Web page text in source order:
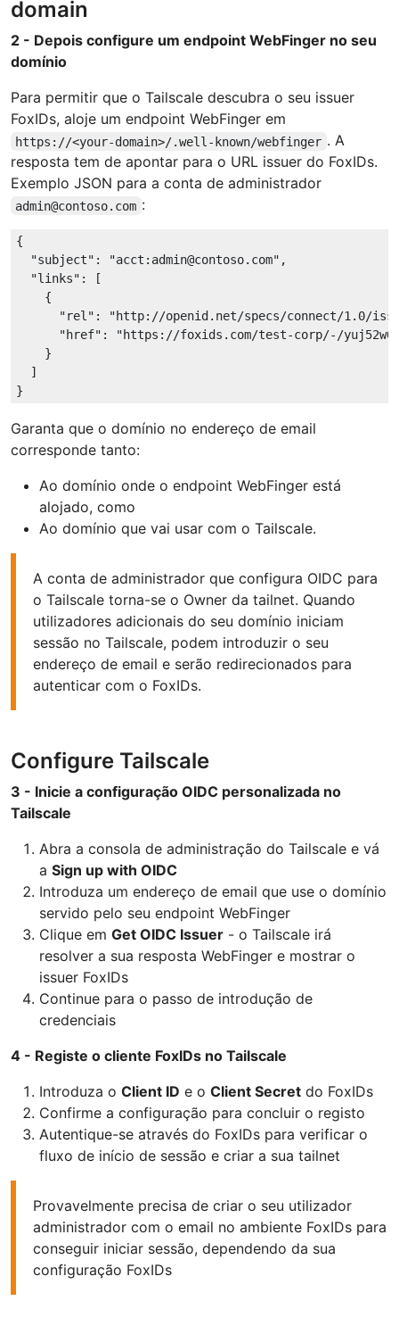
domain
2 - Depois configure um endpoint WebFinger no seu
domínio
Para permitir que o Tailscale descubra o seu issuer
FoxIDs, aloje um endpoint WebFinger em
https://<your-domain>/.well-known/webfinger . A
resposta tem de apontar para o URL issuer do FoxIDs.
Exemplo JSON para a conta de administrador
admin@contoso.com :
{
"subject" : "acct:admin@contoso.com" ,
"links" : [
    {
"rel" :
"http://openid.net/specs/connect/1.0/
"href" :
"https://foxids.com/test-corp/-/
    }
  ]
Garanta que o domínio no endereço de email
corresponde tanto:
Ao domínio onde o endpoint WebFinger está
alojado, como
Ao domínio que vai usar com o Tailscale.
A conta de administrador que configura OIDC para
o Tailscale torna-se o Owner da tailnet. Quando
utilizadores adicionais do seu domínio iniciam
sessão no Tailscale, podem introduzir o seu
endereço de email e serão redirecionados para
autenticar com o FoxIDs.
Configure Tailscale
3 - Inicie a configuração OIDC personalizada no
Tailscale
Abra a consola de administração do Tailscale e vá
a Sign up with OIDC
Introduza um endereço de email que use o domínio
servido pelo seu endpoint WebFinger
Clique em Get OIDC Issuer - o Tailscale irá
resolver a sua resposta WebFinger e mostrar o
issuer FoxIDs
Continue para o passo de introdução de
credenciais
4 - Registe o cliente FoxIDs no Tailscale
Introduza o Client ID e o Client Secret do FoxIDs
Confirme a configuração para concluir o registo
Autentique-se através do FoxIDs para verificar o
fluxo de início de sessão e criar a sua tailnet
Provavelmente precisa de criar o seu utilizador
administrador com o email no ambiente FoxIDs para
conseguir iniciar sessão, dependendo da sua
configuração FoxIDs